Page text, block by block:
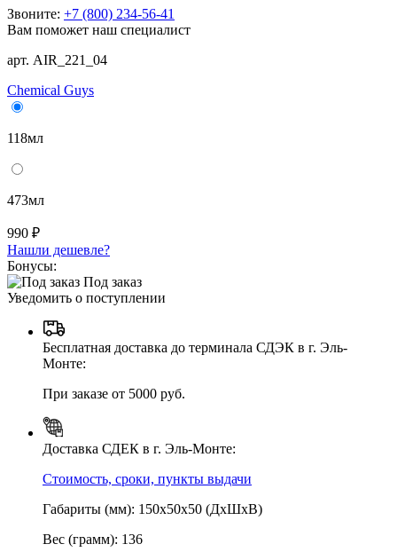
Звоните: +7 (800) 234-56-41
Вам поможет наш специалист
арт. AIR_221_04
Chemical Guys
118мл
473мл
990 ₽
Нашли дешевле?
Бонусы:
Под заказ
Уведомить о поступлении
Бесплатная доставка до терминала СДЭК в г. Эль-
Монте:
При заказе от 5000 руб.
Доставка СДЕК в г. Эль-Монте:
Стоимость, сроки, пункты выдачи
Габариты (мм): 150х50х50 (ДхШхВ)
Вес (грамм): 136